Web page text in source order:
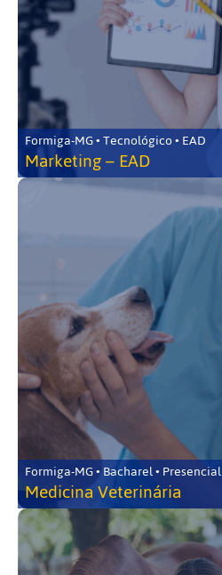
Formiga-MG • Tecnológico • EAD
Marketing – EAD
Formiga-MG • Bacharel • Presencial
Medicina Veterinária